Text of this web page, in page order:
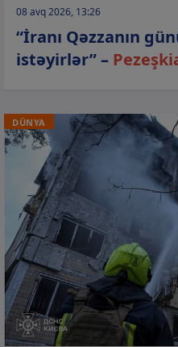
08 avq 2026, 13:26
“İranı Qəzzanın
istəyirlər” –
DÜNYA